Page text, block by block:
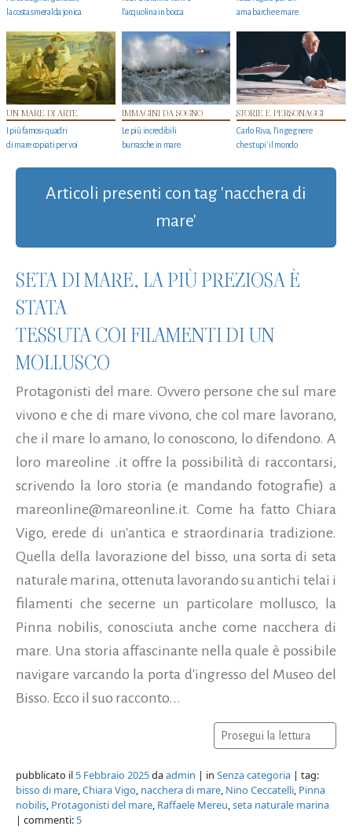
la costa smeralda jonica
l’acquolina in bocca
ama barche e mare
UN MARE DI ARTE
I più famosi quadri
di mare copiati per voi
IMMAGINI DA SOGNO
Le più incredibili
burrasche in mare
STORIE E PERSONAGGI
Carlo Riva, l’ingegnere
che stupi' il mondo
Articoli presenti con tag 'nacchera di
mare'
SETA DI MARE, LA PIÙ PREZIOSA È
STATA
TESSUTA COI FILAMENTI DI UN
MOLLUSCO
Protagonisti del mare. Ovvero persone che sul mare
vivono e che di mare vivono, che col mare lavorano,
che il mare lo amano, lo conoscono, lo difendono. A
loro mareoline .it offre la possibilità di raccontarsi,
scrivendo la loro storia (e mandando fotografie) a
mareonline@mareonline.it. Come ha fatto Chiara
Vigo, erede di un'antica e straordinaria tradizione.
Quella della lavorazione del bisso, una sorta di seta
naturale marina, ottenuta lavorando su antichi telai i
filamenti che secerne un particolare mollusco, la
Pinna nobilis, conosciuta anche come nacchera di
mare. Una storia affascinante nella quale è possibile
navigare varcando la porta d'ingresso del Museo del
Bisso. Ecco il suo racconto...
Prosegui la lettura
pubblicato il 5 Febbraio 2025daadmin | in Senza categoria | tag:
bisso di mare,Chiara Vigo, nacchera di mare, Nino Ceccatelli, Pinna
nobilis, Protagonisti del mare, Raffaele Mereu,seta naturale marina
| commenti: 5